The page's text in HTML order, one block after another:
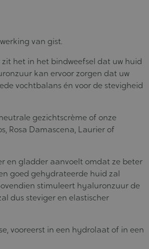
van gist.
het in het bindweefsel dat uw huid
kan ervoor zorgen dat uw
vochtbalans én voor de stevigheid
gezichtscrème of onze
Rosa Damascena, Laurier of
en gladder aanvoelt omdat ze beter
goed gehydrateerde huid zal
stimuleert hyaluronzuur de
dus steviger en elastischer
vooreerst in een hydrolaat of in een